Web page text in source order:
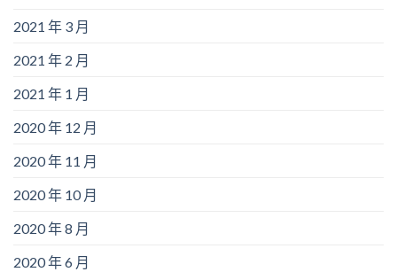
2021 年 3 月
2021 年 2 月
2021 年 1 月
2020 年 12 月
2020 年 11 月
2020 年 10 月
2020 年 8 月
2020 年 6 月